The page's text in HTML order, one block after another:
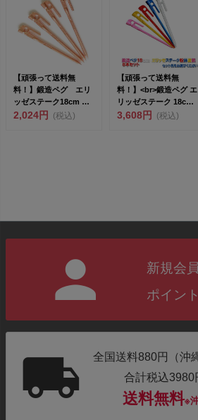
【頑張って送料無
料！】鍛造ペグ エリ
ッゼステーク18cm ブ
ロンズメッキ塗装 4
2,024円 (税込)
【頑張って送料無
料！】<br>鍛造ペグ エ
リッゼステーク 18cm
／8本...
3,608円 (税込)
新規会
ポイン
全国送料880円（沖
合計税込3980
送料無料※